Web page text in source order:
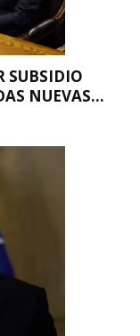
SUBSIDIO
NUEVAS...